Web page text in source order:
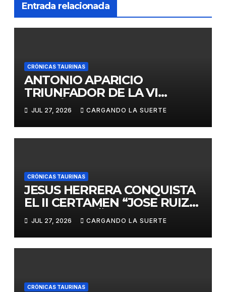
Entrada relacionada
CRÓNICAS TAURINAS
ANTONIO APARICIO
TRIUNFADOR DE LA VI
EDICIÓN DEL CERTAMEN
«VILLA DE LA SOLANA»
JUL 27, 2026 CARGANDO LA SUERTE
CRÓNICAS TAURINAS
JESUS HERRERA CONQUISTA
EL II CERTAMEN “JOSE RUIZ
CALATRAVEÑO”
JUL 27, 2026 CARGANDO LA SUERTE
CRÓNICAS TAURINAS